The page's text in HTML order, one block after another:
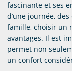
fascinante et ses
d’une journée,
famille, choisir un
avantages. Il est
permet non
un confort